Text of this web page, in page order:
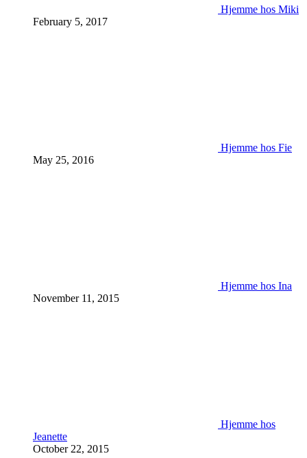
Hjemme hos Miki
February 5, 2017
Hjemme hos Fie
May 25, 2016
Hjemme hos Ina
November 11, 2015
Hjemme hos
Jeanette
October 22, 2015